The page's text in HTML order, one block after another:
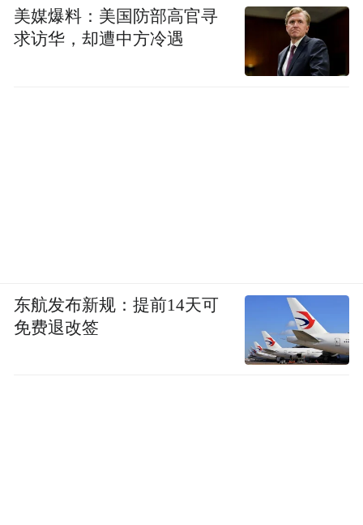
美媒爆料：美国防部高官寻
求访华，却遭中方冷遇
东航发布新规：提前14天可
免费退改签